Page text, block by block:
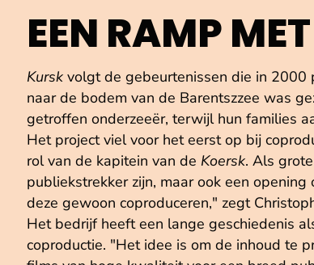
EEN RAMP
Kursk volgt de gebeurtenissen die in 2000
naar de bodem van de Barentszzee was
getroffen onderzeeër, terwijl hun families
Het project viel voor het eerst op bij
rol van de kapitein van de Koersk. Als
publiekstrekker zijn, maar ook een
deze gewoon coproduceren," zegt
Het bedrijf heeft een lange geschiedenis
coproductie. "Het idee is om de inhoud te